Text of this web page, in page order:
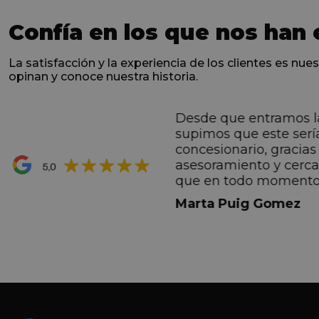
Confía en los que nos han
La satisfacción y la experiencia de los clientes es
opinan y conoce nuestra historia.
premio de su vida.
por todo.
Desde que entramos
supimos que este
concesionario, gracias
asesoramiento y
que en todo
informando de forma
todos los pasos que
Marta Puig Gomez